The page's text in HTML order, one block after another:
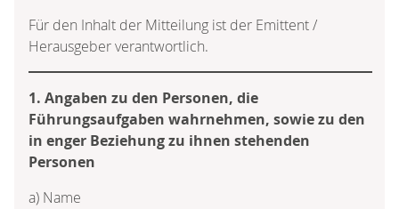
Für den Inhalt der Mitteilung ist der Emittent /
Herausgeber verantwortlich.
1. Angaben zu den Personen, die
Führungsaufgaben wahrnehmen, sowie zu den
in enger Beziehung zu ihnen stehenden
Personen
a) Name